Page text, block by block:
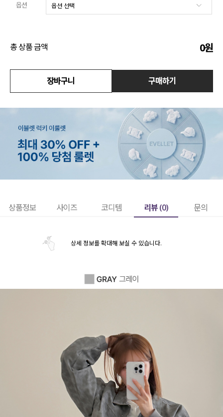
옵션
총 상품 금액 0원
장바구니 구매하기
상품정보 사이즈 코디템 리뷰 (0) 문의
상세 정보를 확대해 보실 수 있습니다.